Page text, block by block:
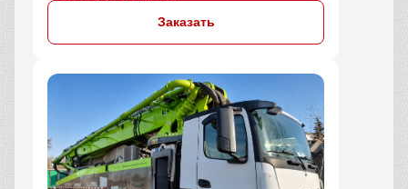
Заказать